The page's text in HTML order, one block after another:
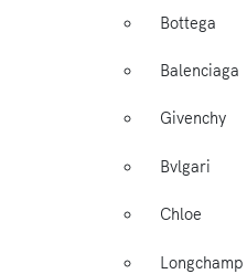
Bottega
Balenciaga
Givenchy
Bvlgari
Chloe
Longchamp